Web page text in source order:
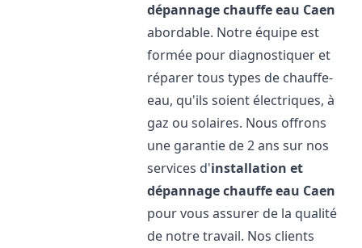
dépannage chauffe eau Caen
abordable. Notre équipe est
formée pour diagnostiquer et
réparer tous types de chauffe-
eau, qu'ils soient électriques, à
gaz ou solaires. Nous offrons
une garantie de 2 ans sur nos
services d'installation et
dépannage chauffe eau Caen
pour vous assurer de la qualité
de notre travail. Nos clients